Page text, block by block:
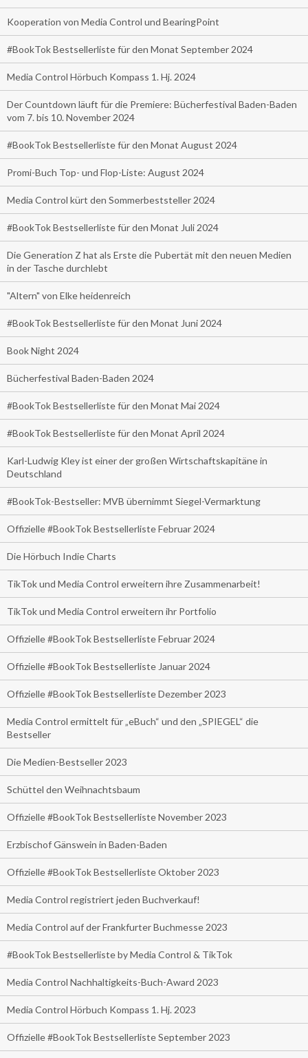
Kooperation von Media Control und BearingPoint
#BookTok Bestsellerliste für den Monat September 2024
Media Control Hörbuch Kompass 1. Hj. 2024
Der Countdown läuft für die Premiere: Bücherfestival Baden-Baden
vom 7. bis 10. November 2024
#BookTok Bestsellerliste für den Monat August 2024
Promi-Buch Top- und Flop-Liste: August 2024
Media Control kürt den Sommerbeststeller 2024
#BookTok Bestsellerliste für den Monat Juli 2024
Die Generation Z hat als Erste die Pubertät mit den neuen Medien
in der Tasche durchlebt
"Altern" von Elke heidenreich
#BookTok Bestsellerliste für den Monat Juni 2024
Book Night 2024
Bücherfestival Baden-Baden 2024
#BookTok Bestsellerliste für den Monat Mai 2024
#BookTok Bestsellerliste für den Monat April 2024
Karl-Ludwig Kley ist einer der großen Wirtschaftskapitäne in
Deutschland
#BookTok-Bestseller: MVB übernimmt Siegel-Vermarktung
Offizielle #BookTok Bestsellerliste Februar 2024
Die Hörbuch Indie Charts
TikTok und Media Control erweitern ihre Zusammenarbeit!
TikTok und Media Control erweitern ihr Portfolio
Offizielle #BookTok Bestsellerliste Februar 2024
Offizielle #BookTok Bestsellerliste Januar 2024
Offizielle #BookTok Bestsellerliste Dezember 2023
Media Control ermittelt für „eBuch“ und den „SPIEGEL“ die
Bestseller
Die Medien-Bestseller 2023
Schüttel den Weihnachtsbaum
Offizielle #BookTok Bestsellerliste November 2023
Erzbischof Gänswein in Baden-Baden
Offizielle #BookTok Bestsellerliste Oktober 2023
Media Control registriert jeden Buchverkauf!
Media Control auf der Frankfurter Buchmesse 2023
#BookTok Bestsellerliste by Media Control & TikTok
Media Control Nachhaltigkeits-Buch-Award 2023
Media Control Hörbuch Kompass 1. Hj. 2023
Offizielle #BookTok Bestsellerliste September 2023